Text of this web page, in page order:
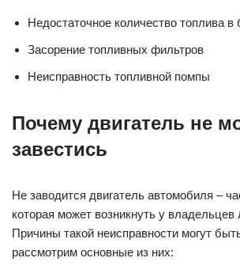
Недостаточное количество топлива в
Засорение топливных фильтров
Неисправность топливной помпы
Почему двигатель не
завестись
Не заводится двигатель автомобиля –
которая может возникнуть у владельцев
Причины такой неисправности могут
рассмотрим основные из них: